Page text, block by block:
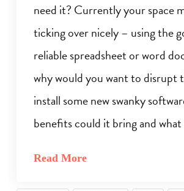
need it? Currently your space
ticking over nicely – using the
reliable spreadsheet or word
why would you want to disrupt
install some new swanky
benefits could it bring and
Read More